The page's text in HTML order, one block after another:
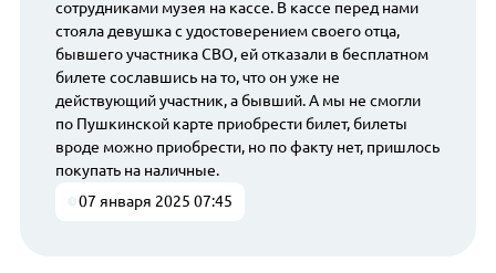
сотрудниками музея на кассе. В кассе перед нами
стояла девушка с удостоверением своего отца,
бывшего участника СВО, ей отказали в бесплатном
билете сославшись на то, что он уже не
действующий участник, а бывший. А мы не смогли
по Пушкинской карте приобрести билет, билеты
вроде можно приобрести, но по факту нет, пришлось
покупать на наличные.
07 января 2025 07:45